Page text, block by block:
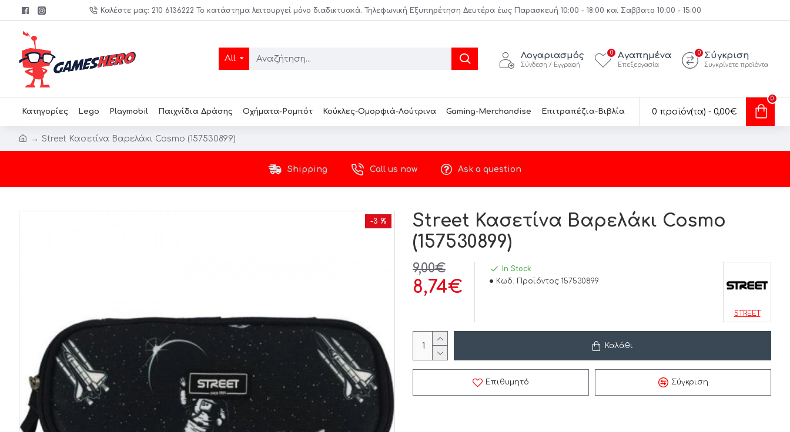
Καλέστε μας: 210 6136222 Το κατάστημα λειτουργεί μόνο διαδικτυακά. Τηλεφωνική Εξυπηρέτηση Δευτέρα έως Παρασκευή 10:00 - 18:00 και Σαββατο 10:00 - 15:00
All Λογαριασμός
Σύνδεση / Εγγραφή
Αγαπημένα
Επεξεργασία
0 Σύγκριση
Συγκρίνετε προϊόντα
0
Κατηγορίες Lego Playmobil Παιχνίδια Δράσης Οχήματα-Ρομπότ Κούκλες-Ομορφιά-Λούτρινα Gaming-Merchandise Επιτραπέζια-Βιβλία 0 προϊόν(τα) - 0,00€
0
Street Κασετίνα Βαρελάκι Cosmo (157530899)
Shipping Call us now Ask a question
-3 %
Street Κασετίνα Βαρελάκι Cosmo
(157530899)
8,74€
9,00€
In Stock
Κωδ. Προϊόντος: 157530899
STREET
Καλάθι
Επιθυμητό Σύγκριση